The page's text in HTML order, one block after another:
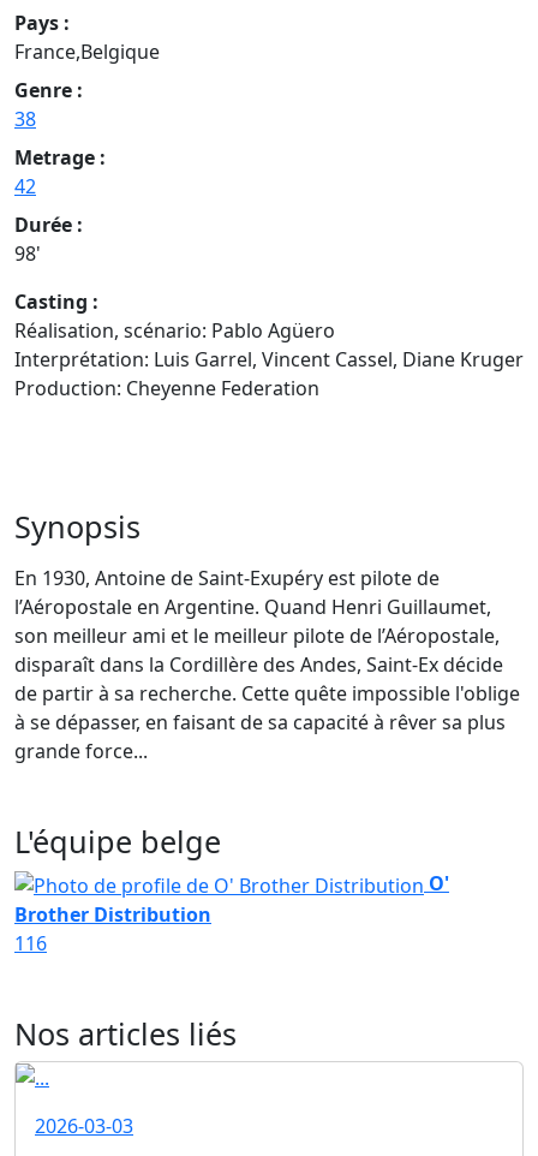
Pays :
France,Belgique
Genre :
38
Metrage :
42
Durée :
98'
Casting :
Réalisation, scénario: Pablo Agüero
Interprétation: Luis Garrel, Vincent Cassel, Diane Kruger
Production: Cheyenne Federation
Synopsis
En 1930, Antoine de Saint-Exupéry est pilote de
l’Aéropostale en Argentine. Quand Henri Guillaumet,
son meilleur ami et le meilleur pilote de l’Aéropostale,
disparaît dans la Cordillère des Andes, Saint-Ex décide
de partir à sa recherche. Cette quête impossible l'oblige
à se dépasser, en faisant de sa capacité à rêver sa plus
grande force...
L'équipe belge
O'
Brother Distribution
116
Nos articles liés
2026-03-03